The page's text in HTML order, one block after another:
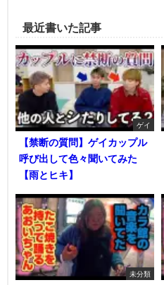
最近書いた記事
ゲイ
【禁断の質問】ゲイカップル
呼び出して色々聞いてみた
【雨とヒキ】
未分類